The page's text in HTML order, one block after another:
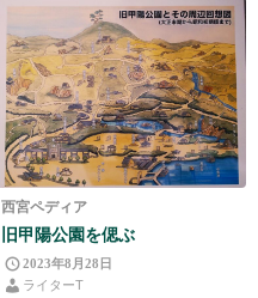
西宮ペディア
旧甲陽公園を偲ぶ
2023年8月28日
ライターT